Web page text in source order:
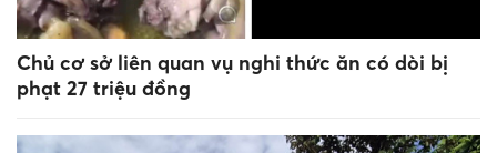
Chủ cơ sở liên quan vụ nghi thức ăn có dòi bị
phạt 27 triệu đồng